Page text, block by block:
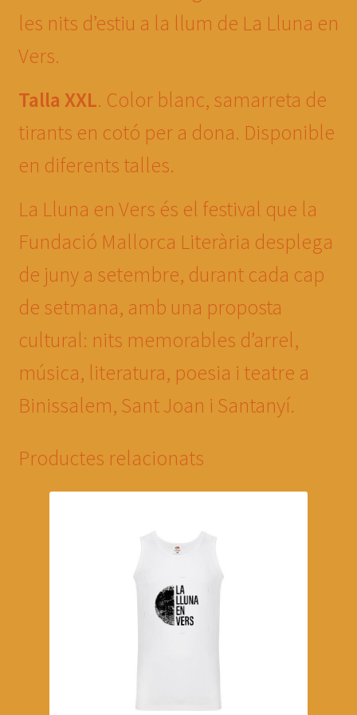
les nits d’estiu a la llum de La Lluna en
Vers.
Talla XXL. Color blanc, samarreta de
tirants en cotó per a dona. Disponible
en diferents talles.
La Lluna en Vers és el festival que la
Fundació Mallorca Literària desplega
de juny a setembre, durant cada cap
de setmana, amb una proposta
cultural: nits memorables d’arrel,
música, literatura, poesia i teatre a
Binissalem, Sant Joan i Santanyí.
Productes relacionats